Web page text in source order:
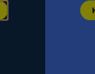
Objednací